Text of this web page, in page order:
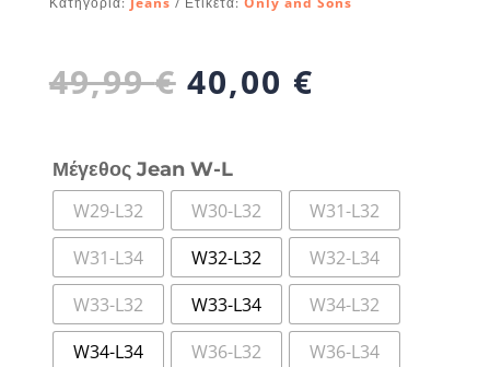
49,99€ Original
price
49,99 €.
40,00 €
είναι:
40,00 €.
Μέγεθος Jean W-L
W29-L32
W30-L32
W31-L32
W31-L34
W32-L32
W32-L34
W33-L32
W33-L34
W34-L32
W34-L34
W36-L32 W36-L34